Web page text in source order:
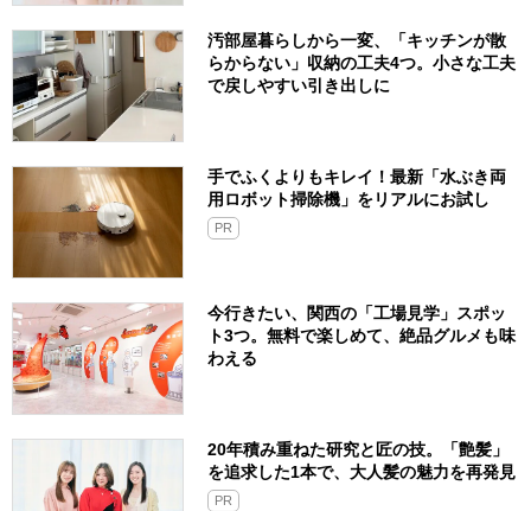
汚部屋暮らしから一変、「キッチンが散
らからない」収納の工夫4つ。小さな工夫
で戻しやすい引き出しに
手でふくよりもキレイ！最新「水ぶき両
用ロボット掃除機」をリアルにお試し
PR
今行きたい、関西の「工場見学」スポッ
ト3つ。無料で楽しめて、絶品グルメも味
わえる
20年積み重ねた研究と匠の技。「艶髪」
を追求した1本で、大人髪の魅力を再発見
PR